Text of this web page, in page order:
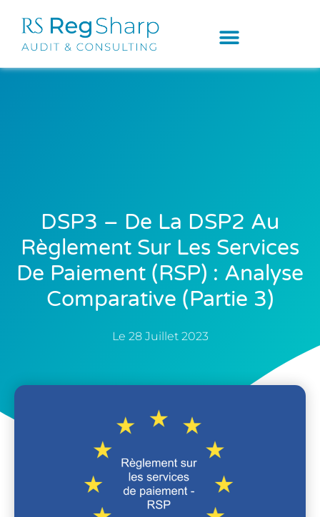
DSP3 – De La DSP2 Au
Règlement Sur Les Services
De Paiement (RSP) : Analyse
Comparative (Partie 3)
Le 28 Juillet 2023